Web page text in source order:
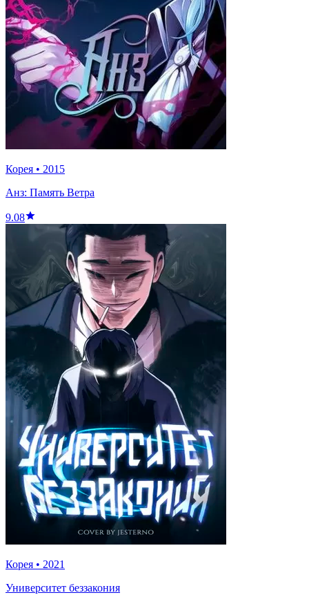
Корея • 2015
Анз: Память Ветра
9.08
Корея • 2021
Университет беззакония